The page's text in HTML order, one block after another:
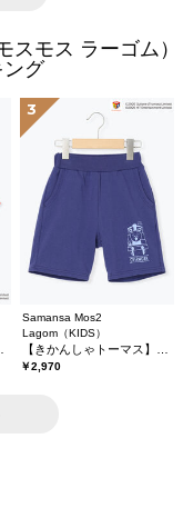
スモス ラーゴム）
ング
3
Samansa Mos2
Lagom（KIDS）
￥2,970